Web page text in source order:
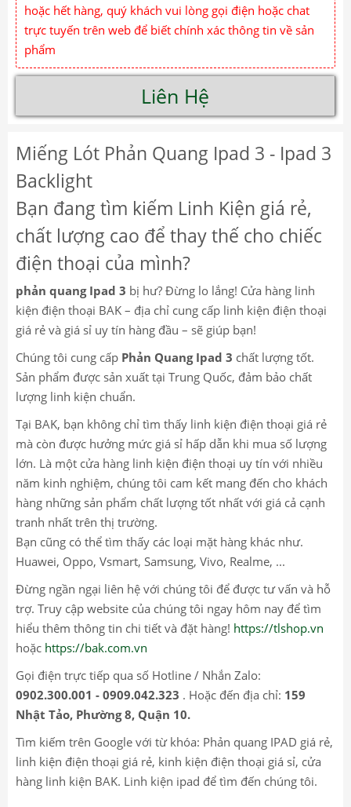
hoặc hết hàng, quý khách vui lòng gọi điện hoặc chat
trực tuyến trên web để biết chính xác thông tin về sản
phẩm
Liên Hệ
Miếng Lót Phản Quang Ipad 3 - Ipad 3
Backlight
Bạn đang tìm kiếm Linh Kiện giá rẻ,
chất lượng cao để thay thế cho chiếc
điện thoại của mình?
phản quang Ipad 3 bị hư? Đừng lo lắng! Cửa hàng linh
kiện điện thoại BAK – địa chỉ cung cấp linh kiện điện thoại
giá rẻ và giá sỉ uy tín hàng đầu – sẽ giúp bạn!
Chúng tôi cung cấp Phản Quang Ipad 3 chất lượng tốt.
Sản phẩm được sản xuất tại Trung Quốc, đảm bảo chất
lượng linh kiện chuẩn.
Tại BAK, bạn không chỉ tìm thấy linh kiện điện thoại giá rẻ
mà còn được hưởng mức giá sỉ hấp dẫn khi mua số lượng
lớn. Là một cửa hàng linh kiện điện thoại uy tín với nhiều
năm kinh nghiệm, chúng tôi cam kết mang đến cho khách
hàng những sản phẩm chất lượng tốt nhất với giá cả cạnh
tranh nhất trên thị trường.
Bạn cũng có thể tìm thấy các loại mặt hàng khác như.
Huawei, Oppo, Vsmart, Samsung, Vivo, Realme, ...
Đừng ngần ngại liên hệ với chúng tôi để được tư vấn và hỗ
trợ. Truy cập website của chúng tôi ngay hôm nay để tìm
hiểu thêm thông tin chi tiết và đặt hàng! https://tlshop.vn
hoặc https://bak.com.vn
Gọi điện trực tiếp qua số Hotline / Nhắn Zalo:
0902.300.001 - 0909.042.323 . Hoặc đến địa chỉ: 159
Nhật Tảo, Phường 8, Quận 10.
Tìm kiếm trên Google với từ khóa: Phản quang IPAD giá rẻ,
linh kiện điện thoại giá rẻ, kinh kiện điện thoại giá sỉ, cửa
hàng linh kiện BAK. Linh kiện ipad để tìm đến chúng tôi.